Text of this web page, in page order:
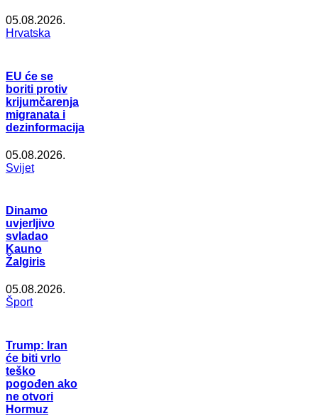
05.08.2026.
Hrvatska
EU će se
boriti protiv
krijumčarenja
migranata i
dezinformacija
05.08.2026.
Svijet
Dinamo
uvjerljivo
svladao
Kauno
Žalgiris
05.08.2026.
Šport
Trump: Iran
će biti vrlo
teško
pogođen ako
ne otvori
Hormuz